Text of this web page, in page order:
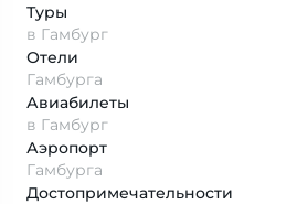
Туры
в Гамбург
Отели
Гамбурга
Авиабилеты
в Гамбург
Аэропорт
Гамбурга
Достопримеча­тельности